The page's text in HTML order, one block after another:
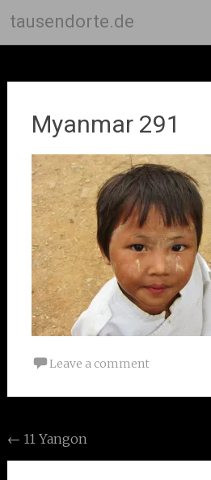
tausendorte.de
Myanmar 291
Leave a comment
Post
navigation
← 11 Yangon